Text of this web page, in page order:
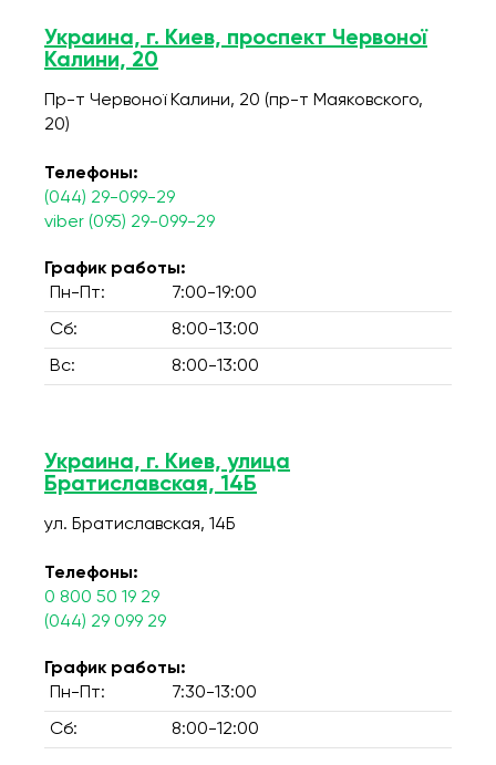
Украина, г. Киев, проспект Червоної
Калини, 20
Пр-т Червоної Калини, 20 (пр-т Маяковского,
20)
Телефоны:
(044) 29-099-29
viber (095) 29-099-29
График работы:
Пн-Пт:
7:00-19:00
Сб: 8:00-13:00
Вс: 8:00-13:00
Украина, г. Киев, улица
Братиславская, 14Б
ул. Братиславская, 14Б
Телефоны:
0 800 50 19 29
(044) 29 099 29
График работы:
Пн-Пт:
7:30-13:00
Сб: 8:00-12:00